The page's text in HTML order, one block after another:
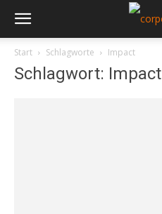
Start Schlagworte Impact
Schlagwort: Impact